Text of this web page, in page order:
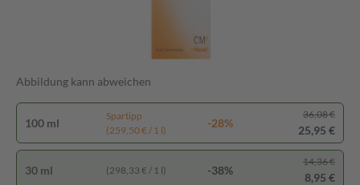
Abbildung kann abweichen
100 ml
Spartipp
(259,50 € / 1 l)
-28%
36,08 €
25,95 €
30 ml (298,33 € / 1 l) -38%
14,36 €
8,95 €